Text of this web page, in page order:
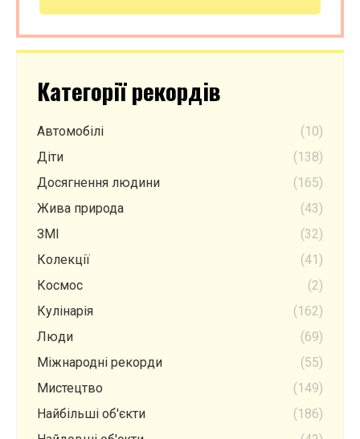
Категорії рекордів
Автомобілі
(10)
Діти
(138)
Досягнення людини
(165)
Жива природа
(43)
ЗМІ
(32)
Колекції
(41)
Космос
(2)
Кулінарія
(162)
Люди
(69)
Міжнародні рекорди
(55)
Мистецтво
(149)
Найбільші об'єкти
(186)